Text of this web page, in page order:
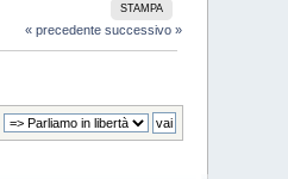
STAMPA
« precedente successivo »